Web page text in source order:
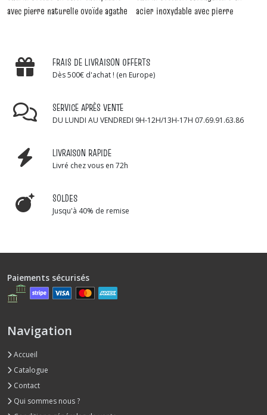
avec pierre naturelle ovoïde agathe
acier inoxydable avec pierre
FRAIS DE LIVRAISON OFFERTS
Dès 500€ d'achat ! (en Europe)
SERVICE APRÈS VENTE
DU LUNDI AU VENDREDI 9H-12H/13H-17H 07.69.91.63.86
LIVRAISON RAPIDE
Livré chez vous en 72h
SOLDES
Jusqu'à 40% de remise
Paiements sécurisés
Navigation
Accueil
Catalogue
Contact
Qui sommes nous ?